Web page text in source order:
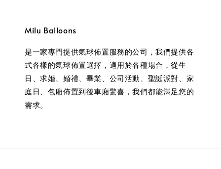
Milu Balloons
是一家專門提供氣球佈置服務的公司，我們提供各
式各樣的氣球佈置選擇，適用於各種場合，從生
日、求婚、婚禮、畢業、公司活動、聖誕派對、家
庭日、包廂佈置到後車廂驚喜，我們都能滿足您的
需求。